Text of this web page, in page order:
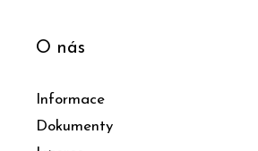
O nás
Informace
Dokumenty